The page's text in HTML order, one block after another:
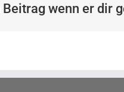
wenn er dir